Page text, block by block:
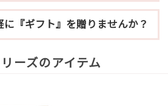
『ギフト』を贈りませんか？
ーズのアイテム